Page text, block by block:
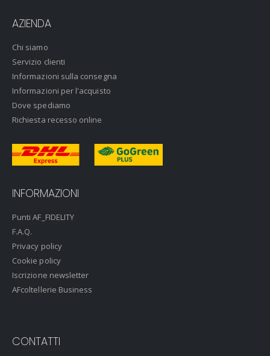
AZIENDA
Chi siamo
Servizio clienti
Informazioni sulla consegna
Informazioni per l'acquisto
Dove spediamo
Richiesta recesso online
INFORMAZIONI
Punti AF_FIDELITY
F.A.Q.
Privacy policy
Cookie policy
Iscrizione newsletter
AFcoltellerie Business
CONTATTI